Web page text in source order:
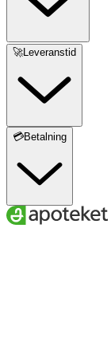
🚀Leveranstid
💳Betalning